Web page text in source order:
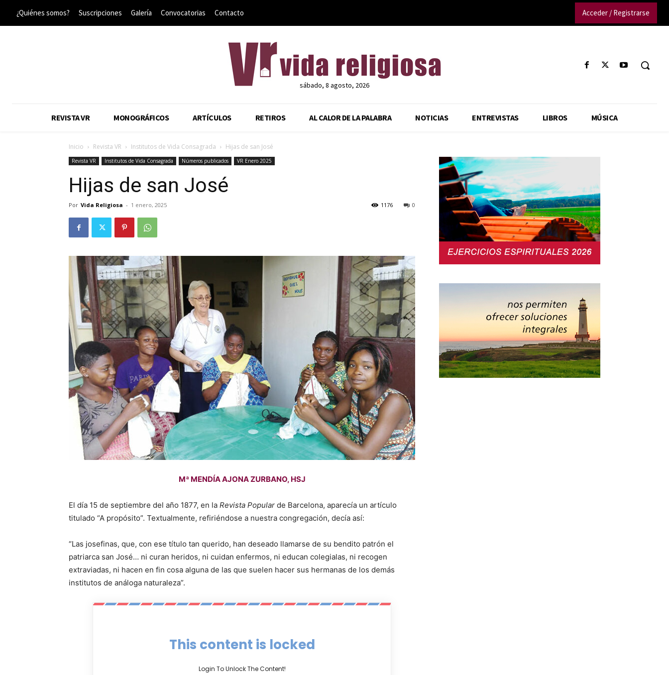
¿Quiénes somos? Suscripciones Galería Convocatorias Contacto Acceder / Registrarse
sábado, 8 agosto, 2026
REVISTA VR MONOGRÁFICOS ARTÍCULOS RETIROS AL CALOR DE LA PALABRA NOTICIAS ENTREVISTAS LIBROS MÚSICA
Inicio Revista VR Institutos de Vida Consagrada Hijas de san José
Revista VR Institutos de Vida Consagrada Números publicados VR Enero 2025
Hijas de san José
Por Vida Religiosa - 1 enero, 2025 0
1176
Mª MENDÍA AJONA ZURBANO, HSJ
El día 15 de septiembre del año 1877, en la Revista Popular de Barcelona, aparecía un artículo
titulado “A propósito”. Textualmente, refiriéndose a nuestra congregación, decía así:
“Las josefinas, que, con ese título tan querido, han deseado llamarse de su bendito patrón el
patriarca san José… ni curan heridos, ni cuidan enfermos, ni educan colegialas, ni recogen
extraviadas, ni hacen en fin cosa alguna de las que suelen hacer sus hermanas de los demás
institutos de análoga naturaleza”.
This content is locked
Login To Unlock The Content!